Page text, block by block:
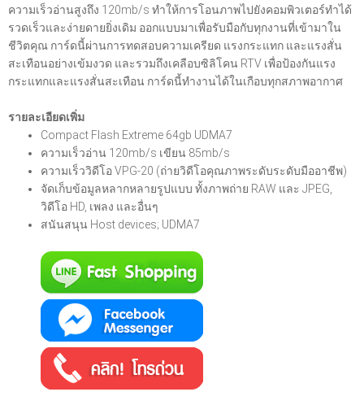
ความเร็วอ่านสูงถึง 120mb/s ทำให้การโอนภาพไปยังคอมพิวเตอร์ทำได้
รวดเร็วและง่ายดายยิ่งเดิม ออกแบบมาเพื่อรับมือกับทุกงานที่เข้ามาใน
ชีวิตคุณ การ์ดนี้ผ่านการทดสอบความเครียด แรงกระแทก และแรงสั่น
สะเทือนอย่างเข้มงวด และรวมถึงเคลือบซิลิโคน RTV เพื่อป้องกันแรง
กระแทกและแรงสั่นสะเทือน การ์ดนี้ทำงานได้ในเกือบทุกสภาพอากาศ
รายละเอียดเพิ่ม
Compact Flash Extreme 64gb UDMA7
ความเร็วอ่าน 120mb/s เขียน 85mb/s
ความเร็ววิดีโอ VPG-20 (ถ่ายวิดีโอคุณภาพระดับระดับมืออาชีพ)
จัดเก็บข้อมูลหลากหลายรูปแบบ ทั้งภาพถ่าย RAW และ JPEG,
วิดีโอ HD, เพลง และอื่นๆ
สนันสนุน Host devices; UDMA7